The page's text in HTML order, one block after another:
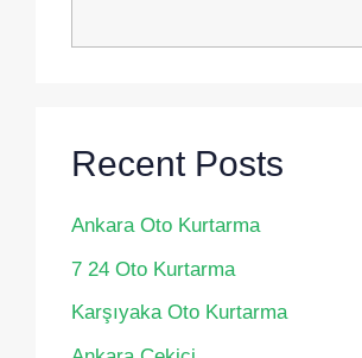
Recent Posts
Ankara Oto Kurtarma
7 24 Oto Kurtarma
Karşıyaka Oto Kurtarma